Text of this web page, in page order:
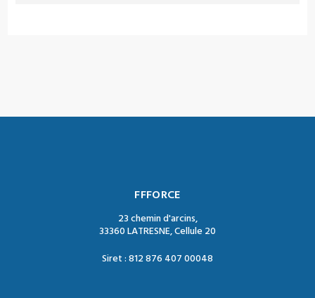
FFFORCE
23 chemin d'arcins,
33360 LATRESNE, Cellule 20
Siret : 812 876 407 00048